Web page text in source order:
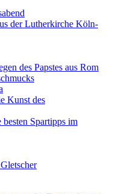
der Lutherkirche Köln-
des Papstes aus Rom
Kunst des
Spartipps im